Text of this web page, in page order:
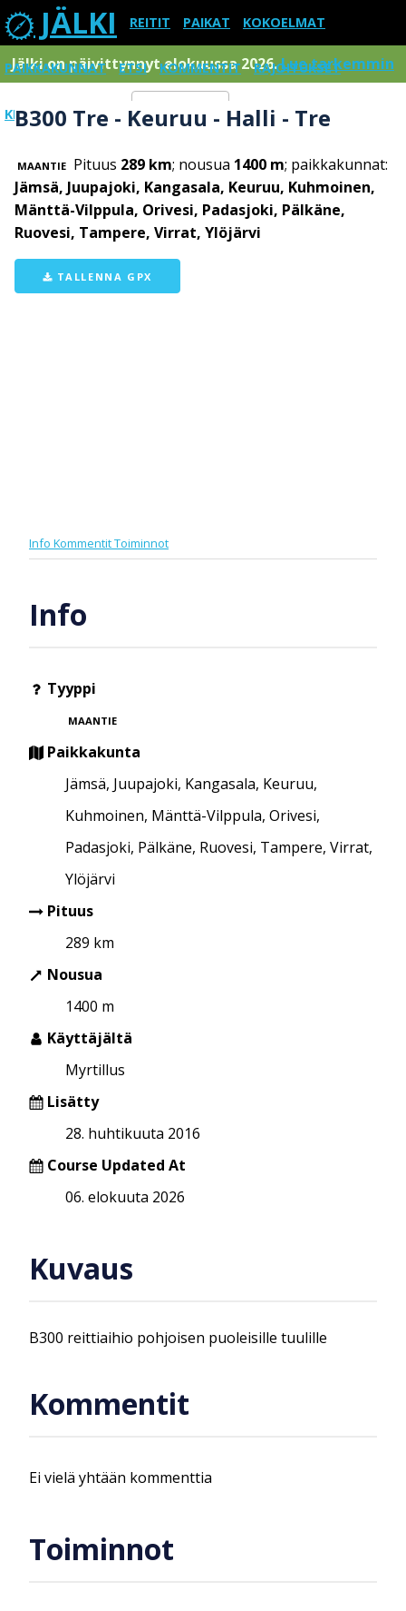
JÄLKI REITIT PAIKAT KOKOELMAT
PAIKKAKUNNAT ETSI KOMMENTIT RAJOITUKSET
KIRJAUDU SISÄÄN Menu
Jälki on päivittynnyt elokuussa 2026.Lue tarkemmin
B300 Tre - Keuruu - Halli - Tre
MAANTIE Pituus 289 km; nousua 1400 m; paikkakunnat:
Jämsä, Juupajoki, Kangasala, Keuruu, Kuhmoinen,
Mänttä-Vilppula, Orivesi, Padasjoki, Pälkäne,
Ruovesi, Tampere, Virrat, Ylöjärvi
TALLENNA GPX
Info KommentitToiminnot
Info
Tyyppi
MAANTIE
Paikkakunta
Jämsä, Juupajoki, Kangasala, Keuruu,
Kuhmoinen, Mänttä-Vilppula, Orivesi,
Padasjoki, Pälkäne, Ruovesi, Tampere, Virrat,
Ylöjärvi
Pituus
289 km
Nousua
1400 m
Käyttäjältä
Myrtillus
Lisätty
28. huhtikuuta 2016
Course Updated At
06. elokuuta 2026
Kuvaus
B300 reittiaihio pohjoisen puoleisille tuulille
Kommentit
Ei vielä yhtään kommenttia
Toiminnot